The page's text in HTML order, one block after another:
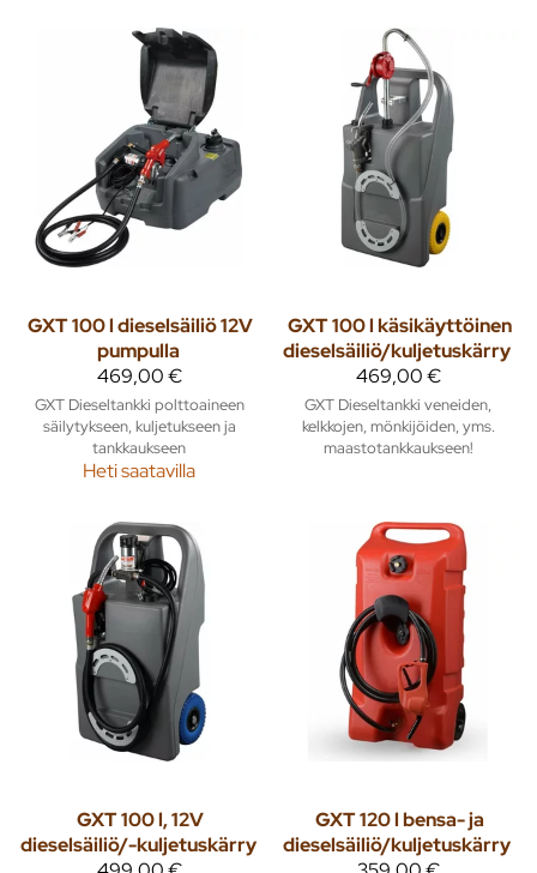
GXT100 l dieselsäiliö 12V
pumpulla
469,00 €
GXT Dieseltankki polttoaineen
säilytykseen, kuljetukseen ja
tankkaukseen
Heti saatavilla
GXT 100 l käsikäyttöinen
dieselsäiliö/kuljetuskärry
469,00 €
GXT Dieseltankki veneiden,
kelkkojen, mönkijöiden, yms.
maastotankkaukseen!
GXT100 l, 12V
dieselsäiliö/-kuljetuskärry
GXT 120 l bensa- ja
dieselsäiliö/kuljetuskärry